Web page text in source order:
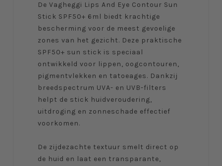
De Vagheggi Lips And Eye Contour Sun
Stick SPF50+ 6ml biedt krachtige
bescherming voor de meest gevoelige
zones van het gezicht. Deze praktische
SPF50+ sun stick is speciaal
ontwikkeld voor lippen, oogcontouren,
pigmentvlekken en tatoeages. Dankzij
breedspectrum UVA- en UVB-filters
helpt de stick huidveroudering,
uitdroging en zonneschade effectief
voorkomen.
De zijdezachte textuur smelt direct op
de huid en laat een transparante,